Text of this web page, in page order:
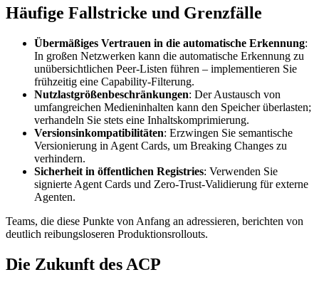
Häufige Fallstricke und Grenzfälle
Übermäßiges Vertrauen in die automatische Erkennung:
In großen Netzwerken kann die automatische Erkennung zu
unübersichtlichen Peer-Listen führen – implementieren Sie
frühzeitig eine Capability-Filterung.
Nutzlastgrößenbeschränkungen: Der Austausch von
umfangreichen Medieninhalten kann den Speicher überlasten;
verhandeln Sie stets eine Inhaltskomprimierung.
Versionsinkompatibilitäten: Erzwingen Sie semantische
Versionierung in Agent Cards, um Breaking Changes zu
verhindern.
Sicherheit in öffentlichen Registries: Verwenden Sie
signierte Agent Cards und Zero-Trust-Validierung für externe
Agenten.
Teams, die diese Punkte von Anfang an adressieren, berichten von
deutlich reibungsloseren Produktionsrollouts.
Die Zukunft des ACP